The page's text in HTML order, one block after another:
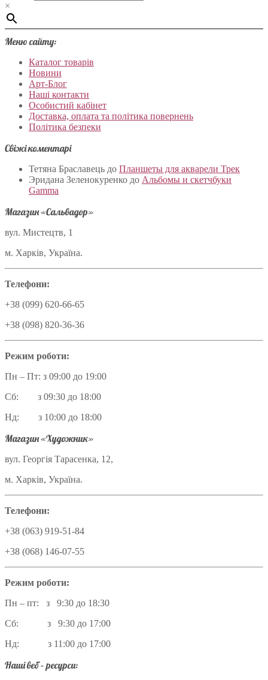
×
Меню сайту:
Каталог товарів
Новини
Арт-Блог
Наші контакти
Особистий кабінет
Доставка, оплата та політика повернень
Політика безпеки
Свіжі коментарі
Тетяна Браславець до Планшеты для акварели Трек
Эридана Зеленокуренко до Альбомы и скетчбуки
Gamma
Магазин «Сальвадор»
вул. Мистецтв, 1
м. Харків, Україна.
Телефони:
+38 (099) 620-66-65
+38 (098) 820-36-36
Режим роботи:
Пн – Пт: з 09:00 до 19:00
Сб: з 09:30 до 18:00
Нд: з 10:00 до 18:00
Магазин «Художник»
вул. Георгія Тарасенка, 12,
м. Харків, Україна.
Телефони:
+38 (063) 919-51-84
+38 (068) 146-07-55
Режим роботи:
Пн – пт: з 9:30 до 18:30
Сб: з 9:30 до 17:00
Нд: з 11:00 до 17:00
Наші веб – ресурси: